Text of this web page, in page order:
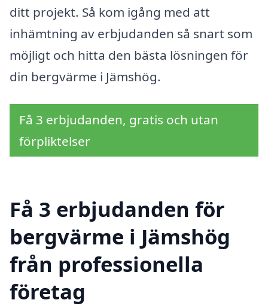
ditt projekt. Så kom igång med att
inhämtning av erbjudanden så snart som
möjligt och hitta den bästa lösningen för
din bergvärme i Jämshög.
Få 3 erbjudanden, gratis och utan
förpliktelser
Få 3 erbjudanden för
bergvärme i Jämshög
från professionella
företag